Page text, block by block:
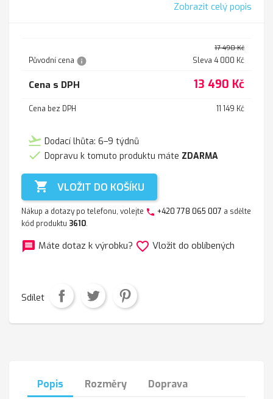
Zobrazit celý popis
Původní cena info
17 490 Kč
Sleva 4 000 Kč
Cena s DPH 13 490 Kč
Cena bez DPH 11 149 Kč
flight_takeoff Dodací lhůta: 6–9 týdnů
 Dopravu k tomuto produktu máte ZDARMA
 VLOŽIT DO KOŠÍKU
Nákup a dotazy po telefonu, volejte phone +420 778 065 007 a sdělte
kód produktu 3610.
message Máte dotaz k výrobku? favorite_border Vložit do oblíbených
Sdílet
Popis Rozměry Doprava